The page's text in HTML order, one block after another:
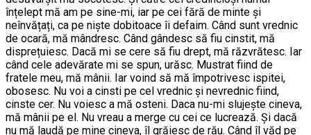
înțelept mă am pe sine-mi, iar pe cei fără de minte și
neînvățați, ca pe niște dobitoace îi defaim. Când sunt vrednic
de ocară, mă mândresc. Când gândesc să fiu cinstit, mă
disprețuiesc. Dacă mi se cere să fiu drept, mă răzvrătesc. Iar
când cele adevărate mi se spun, urăsc. Mustrat fiind de
fratele meu, mă mânii. Iar voind să mă împotrivesc ispitei,
obosesc. Nu voi a cinsti pe cel vrednic și nevrednic fiind,
cinste cer. Nu voiesc a mă osteni. Daca nu-mi slujește cineva,
mă mânii pe el. Nu vreau a merge cu cei ce lucrează. Și dacă
nu mă laudă pe mine cineva, îl grăiesc de rău. Când îl văd pe